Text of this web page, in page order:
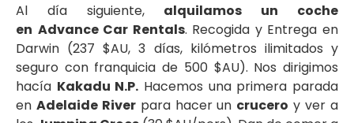
Al día siguiente, alquilamos un coche
en Advance Car Rentals. Recogida y Entrega en
Darwin (237 $AU, 3 días, kilómetros ilimitados y
seguro con franquicia de 500 $AU). Nos dirigimos
hacía Kakadu N.P. Hacemos una primera parada
en Adelaide Riverpara hacer un crucero y ver a